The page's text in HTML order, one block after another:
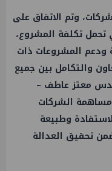
وتم الاتفاق على
تحمل تكلفة المشروع،
ودعم المشروعات ذات
والتكامل بين جميع
معتز عاطف –
الشركات
وطبيعة
تحقيق العدالة